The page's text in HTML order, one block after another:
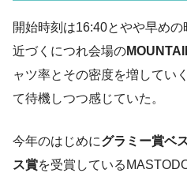
開始時刻は16:40とやや早め
近づくにつれ会場の
ャツ率とその密度を増してい
て待機しつつ感じていた。
今年のはじめにグラミー賞ベ
ス賞を受賞している